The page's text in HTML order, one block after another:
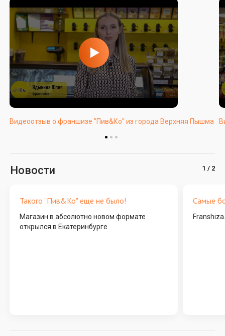
Видеоотзыв о франшизе "Пив&Ко" из города Верхняя Пышма
Новости
Такого "Пив&Ко" еще не было!
Магазин в абсолютно новом формате
открылся в Екатеринбурге
Самые